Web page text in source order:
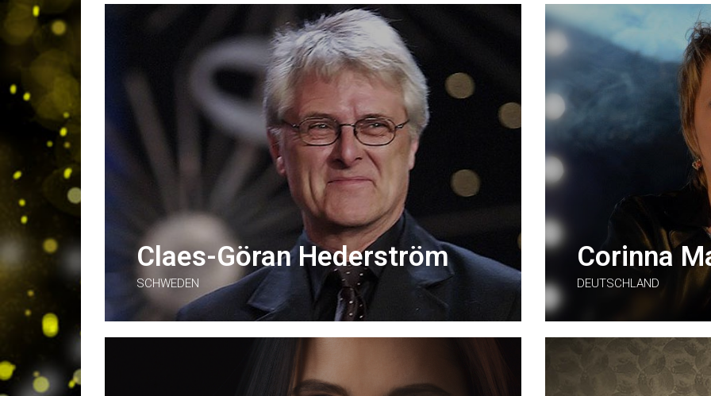
Claes-Göran Hederström
SCHWEDEN
Corinna
DEUTSCHLAND